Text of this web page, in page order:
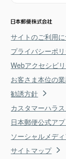
サイトのご利用
プライバシーポ
Webアクセシビ
お客さま本位の
勧誘方針
カスタマーハラ
日本郵便公式ア
ソーシャルメデ
サイトマップ